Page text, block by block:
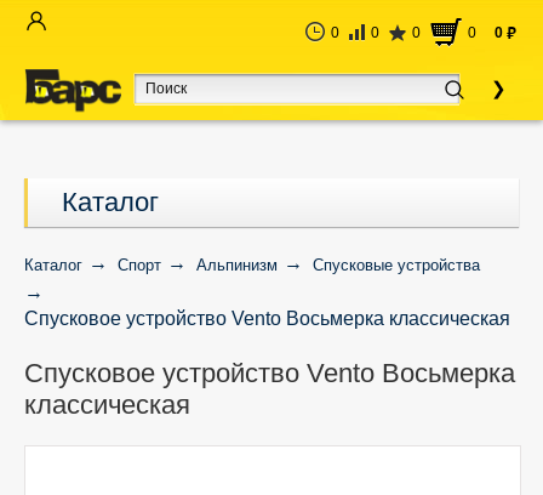
0 0 0 0 0 руб
Каталог
Каталог Спорт Альпинизм Спусковые устройства
Спусковое устройство Vento Восьмерка классическая
Спусковое устройство Vento Восьмерка
классическая